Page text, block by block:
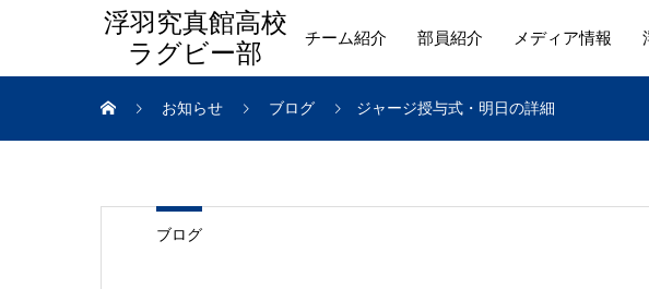
浮羽究真館高校
ラグビー部
チーム紹介 部員紹介 メディア情報
お知らせ ブログ ジャージ授与式・明日の詳細
ブログ